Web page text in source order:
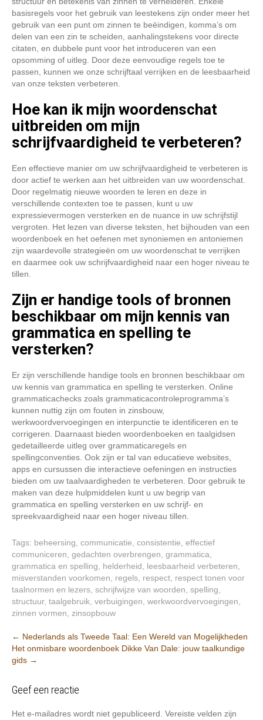
basisregels voor het gebruik van leestekens zijn onder meer het
gebruik van een punt om zinnen te beëindigen, komma’s om
delen van een zin te scheiden, aanhalingstekens voor directe
citaten, en dubbele punt voor het introduceren van een
opsomming of uitleg. Door deze eenvoudige regels toe te
passen, kunnen we onze schrijftaal verrijken en de leesbaarheid
van onze teksten verbeteren.
Hoe kan ik mijn woordenschat
uitbreiden om mijn
schrijfvaardigheid te verbeteren?
Een effectieve manier om uw schrijfvaardigheid te verbeteren is
door actief te werken aan het uitbreiden van uw woordenschat.
Door regelmatig nieuwe woorden te leren en deze in
verschillende contexten toe te passen, kunt u uw
expressievermogen versterken en de nuance in uw schrijfstijl
vergroten. Het lezen van diverse teksten, het bijhouden van een
woordenboek en het oefenen met synoniemen en antoniemen
zijn waardevolle strategieën om uw woordenschat te verrijken
en daarmee ook uw schrijfvaardigheid naar een hoger niveau te
tillen.
Zijn er handige tools of bronnen
beschikbaar om mijn kennis van
grammatica en spelling te
versterken?
Er zijn verschillende handige tools en bronnen beschikbaar om
uw kennis van grammatica en spelling te versterken. Online
grammaticachecks zoals grammaticacontroleprogramma’s
kunnen nuttig zijn om fouten in zinsbouw,
werkwoordvervoegingen en interpunctie te identificeren en te
corrigeren. Daarnaast bieden woordenboeken en taalgidsen
gedetailleerde uitleg over grammaticaregels en
spellingconventies. Ook zijn er tal van educatieve websites,
apps en cursussen die interactieve oefeningen en instructies
bieden om uw taalvaardigheden te verbeteren. Door gebruik te
maken van deze hulpmiddelen kunt u uw begrip van
grammatica en spelling versterken en uw schrijf- en
spreekvaardigheid naar een hoger niveau tillen.
Tags: beheersing communicatie consistentie effectief
communiceren gedachten overbrengen grammatica
grammatica en spelling
helderheid leesbaarheid verbeteren
misverstanden voorkomen
regels respect respect tonen voor
taalnormen en lezers schrijfwijze van woorden spelling
structuur, taalgebruik verbuigingen werkwoordvervoegingen
zinnen vormen
zinsopbouw
Berichtnavigatie
← Nederlands als Tweede Taal: Een Wereld van Mogelijkheden
Het onmisbare woordenboek Dikke Van Dale: jouw taalkundige
gids →
Geef een reactie
Het e-mailadres wordt niet gepubliceerd. Vereiste velden zijn